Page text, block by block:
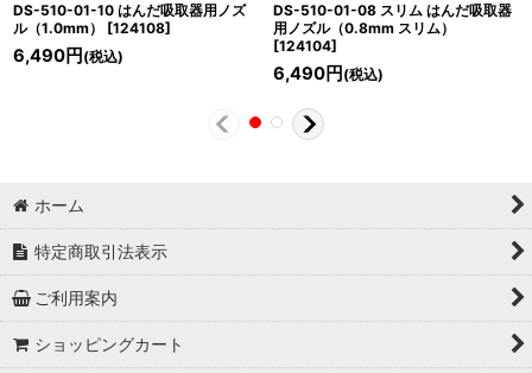
DS-510-01-10 はんだ吸取器用ノズ
ル（1.0mm）
[124108]
6,490円 (税込)
DS-510-01-08 スリム はんだ吸取器
用ノズル（0.8mm スリム）
[124104]
6,490円 (税込)
ホーム
特定商取引法表示
ご利用案内
ショッピングカート